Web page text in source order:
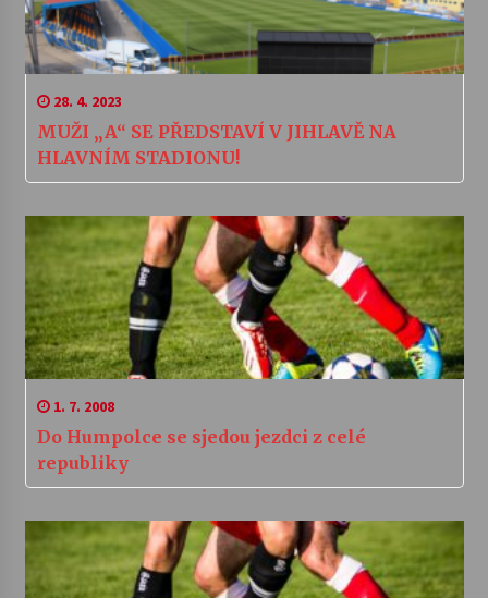
28. 4. 2023
MUŽI „A“ SE PŘEDSTAVÍ V JIHLAVĚ NA
HLAVNÍM STADIONU!
1. 7. 2008
Do Humpolce se sjedou jezdci z celé
republiky